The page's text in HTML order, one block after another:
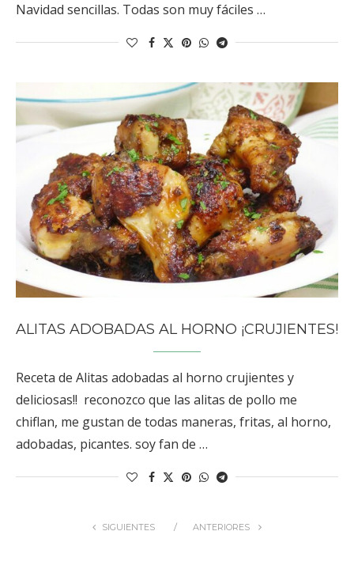
Navidad sencillas. Todas son muy fáciles …
ALITAS ADOBADAS AL HORNO ¡CRUJIENTES!
Receta de Alitas adobadas al horno crujientes y
deliciosas!! reconozco que las alitas de pollo me
chiflan, me gustan de todas maneras, fritas, al horno,
adobadas, picantes. soy fan de …
SIGUIENTES ANTERIORES